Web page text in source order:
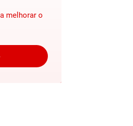
melhorar o